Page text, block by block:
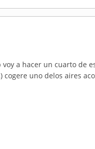
a hacer un cuarto de
cogere uno delos aires